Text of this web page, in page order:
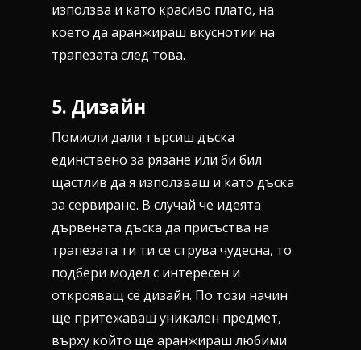
използва и като красиво плато, на
което да аранжираш вкуснотии на
трапезата след това.
5. Дизайн
Помисли дали търсиш дъска
единствено за рязане или би бил
щастлив да я използваш и като дъска
за сервиране. В случай че идеята
дървената дъска да присъства на
трапезата ти ти се струва чудесна, то
подбери модел с интересен и
открояващ се дизайн. По този начин
ще притежаваш уникален предмет,
върху който ще аранжираш любими